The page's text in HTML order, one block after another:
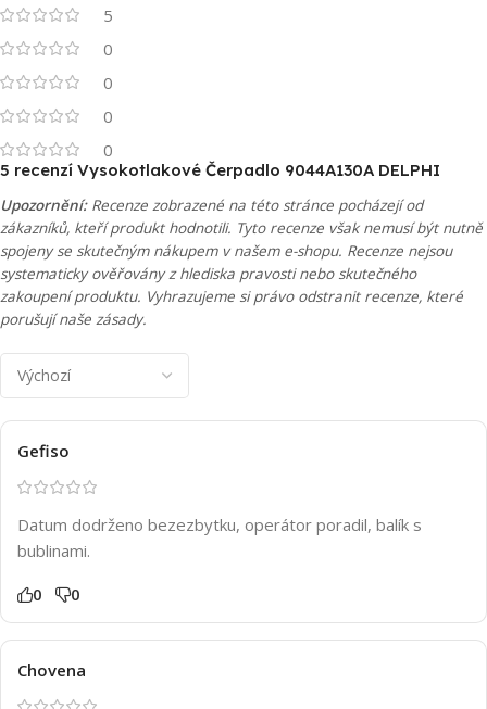
5
0
0
0
0
5 recenzí Vysokotlakové Čerpadlo 9044A130A DELPHI
Upozornění:Recenze zobrazené na této stránce pocházejí od
zákazníků, kteří produkt hodnotili. Tyto recenze však nemusí být nutně
spojeny se skutečným nákupem v našem e-shopu. Recenze nejsou
systematicky ověřovány z hlediska pravosti nebo skutečného
zakoupení produktu. Vyhrazujeme si právo odstranit recenze, které
porušují naše zásady.
Gefiso
Datum dodrženo bezezbytku, operátor poradil, balík s
bublinami.
0 0
Chovena